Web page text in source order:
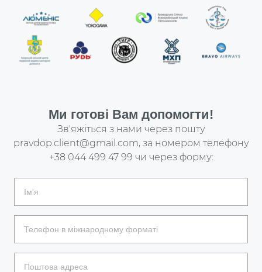
Ми готові Вам допомогти!
Зв'яжіться з нами через пошту
pravdop.client@gmail.com, за номером телефону
+38 044 499 47 99 чи через форму: